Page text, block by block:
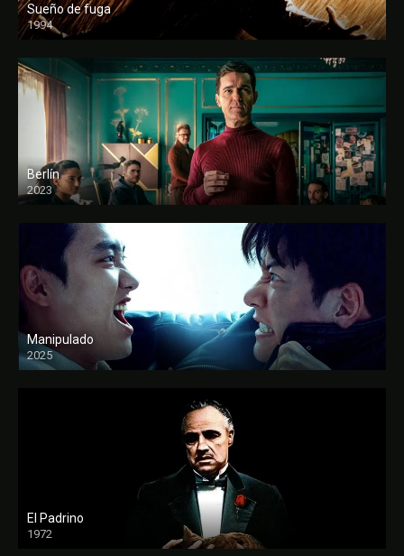
Sueño de fuga
1994
FULL HD
Berlín
2023
Manipulado
2025
El Padrino
1972
FULL HD